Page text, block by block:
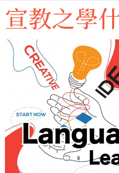
宣教之學